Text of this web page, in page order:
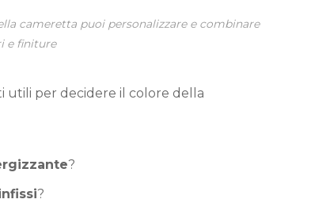
cameretta puoi personalizzare e combinare
e finiture
utili per decidere il colore della
?
?